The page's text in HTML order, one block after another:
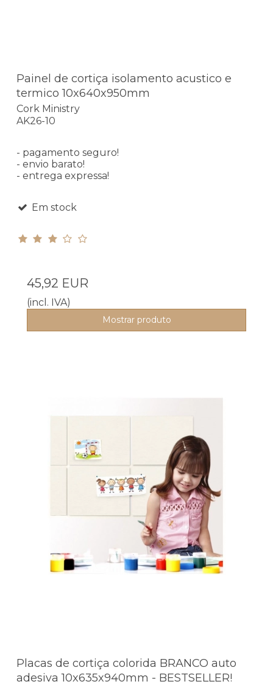
Painel de cortiça isolamento acustico e
termico 10x640x950mm
Cork Ministry
AK26-10
- pagamento seguro!
- envio barato!
- entrega expressa!
Em stock
45,92 EUR
(incl. IVA)
Mostrar produto
Placas de cortiça colorida BRANCO auto
adesiva 10x635x940mm - BESTSELLER!